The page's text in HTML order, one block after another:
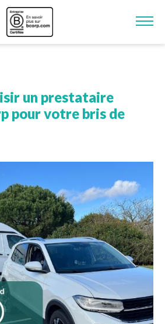
Aller au contenu principal
Image
un prestataire
pour votre bris de